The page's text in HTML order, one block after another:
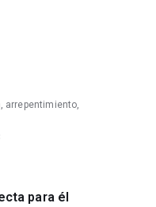
arrepentimiento,
para él